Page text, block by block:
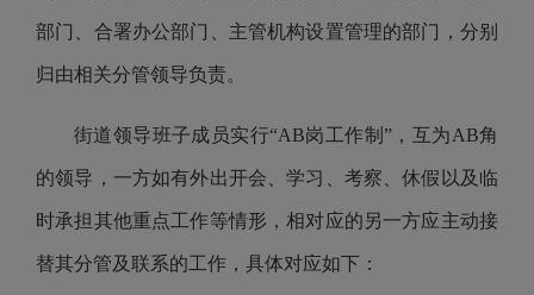
部门、合署办公部门、主管机构设置管理的部门，分别
归由相关分管领导负责。
街道领导班子成员实行“AB岗工作制”，互为AB角
的领导，一方如有外出开会、学习、考察、休假以及临
时承担其他重点工作等情形，相对应的另一方应主动接
替其分管及联系的工作，具体对应如下：